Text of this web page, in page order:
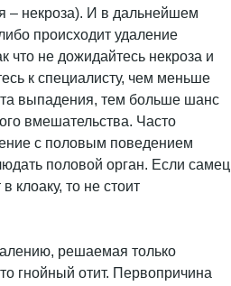
– некроза). И в дальнейшем
происходит удаление
что не дожидайтесь некроза и
к специалисту, чем меньше
выпадения, тем больше шанс
вмешательства. Часто
с половым поведением
половой орган. Если самец
клоаку, то не стоит
решаемая только
гнойный отит. Первопричина